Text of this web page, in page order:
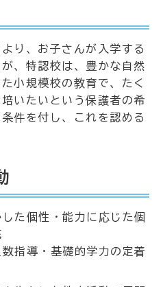
り、お子さんが入学する
、特認校は、豊かな自然
小規模校の教育で、たく
いたいという保護者の希
件を付し、これを認める
た個性・能力に応じた個
数指導・基礎的学力の定着